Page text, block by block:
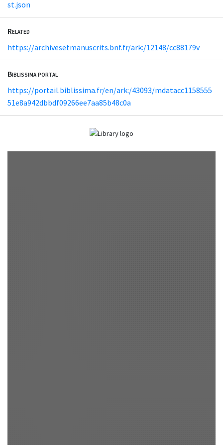
st.json
Related
https://archivesetmanuscrits.bnf.fr/ark:/12148/cc88179v
Biblissima portal
https://portail.biblissima.fr/en/ark:/43093/mdatacc1158555
51e8a942dbbdf09266ee7aa85b48c0a